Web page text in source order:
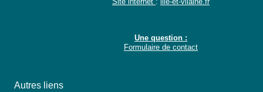
Une question :
Formulaire de contact
Autres liens